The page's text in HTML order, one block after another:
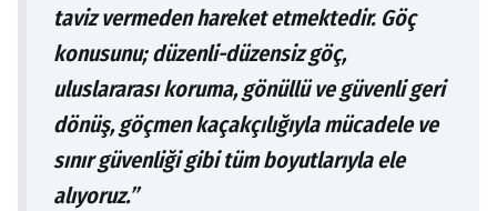
taviz vermeden hareket etmektedir. Göç
konusunu; düzenli-düzensiz göç,
uluslararası koruma, gönüllü ve güvenli geri
dönüş, göçmen kaçakçılığıyla mücadele ve
sınır güvenliği gibi tüm boyutlarıyla ele
alıyoruz.”